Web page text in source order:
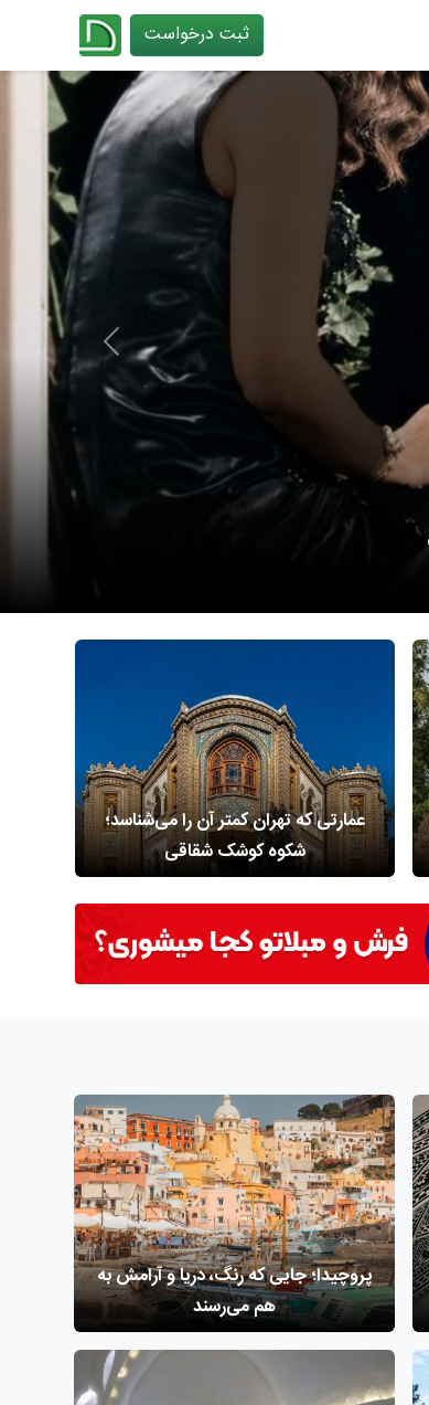
ثبت درخواست
چیدانه
Next
عمارتی که تهران کمتر آن را می‌شناسد؛
شکوه کوشک شقاقی
پروچیدا؛ جایی که رنگ، دریا و آرامش به
هم می‌رسند